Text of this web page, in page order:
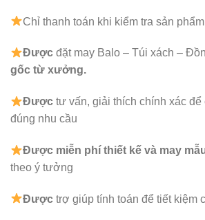
Chỉ thanh toán khi kiểm tra sản
Được đặt may Balo – Túi xách –
gốc từ xưởng.
Đượctư vấn, giải thích chính xác
đúng nhu cầu
Được miễn phí thiết kế và may
theo ý tưởng
Đượctrợ giúp tính toán để tiết kiệm